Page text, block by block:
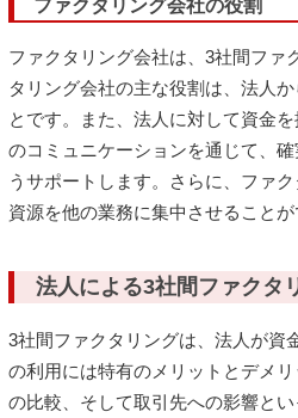
ファクタリング会社の役割
ファクタリング会社は、3社間ファ
タリング会社の主な役割は、法人
とです。また、法人に対して資金
のコミュニケーションを通じて、
うサポートします。さらに、ファ
資源を他の業務に集中させること
法人による3社間ファクタ
3社間ファクタリングは、法人が資
の利用には特有のメリットとデメ
の比較、そして取引先への影響と